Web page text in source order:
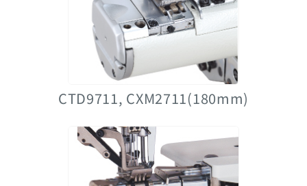
CTD9711, CXM2711(180mm)